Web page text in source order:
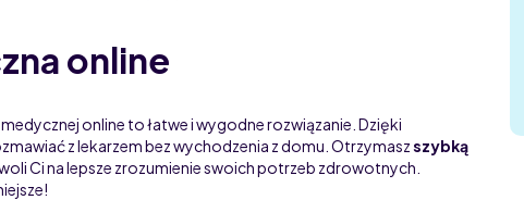
online
online to łatwe i wygodne rozwiązanie. Dzięki
z lekarzem bez wychodzenia z domu. Otrzymaszszybką
Ci na lepsze zrozumienie swoich potrzeb zdrowotnych.